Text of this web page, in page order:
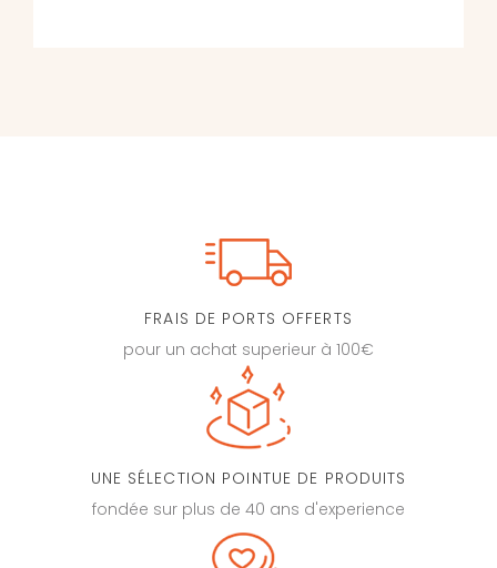
FRAIS DE PORTS OFFERTS
pour un achat superieur à 100€
UNE SÉLECTION POINTUE DE PRODUITS
fondée sur plus de 40 ans d'experience